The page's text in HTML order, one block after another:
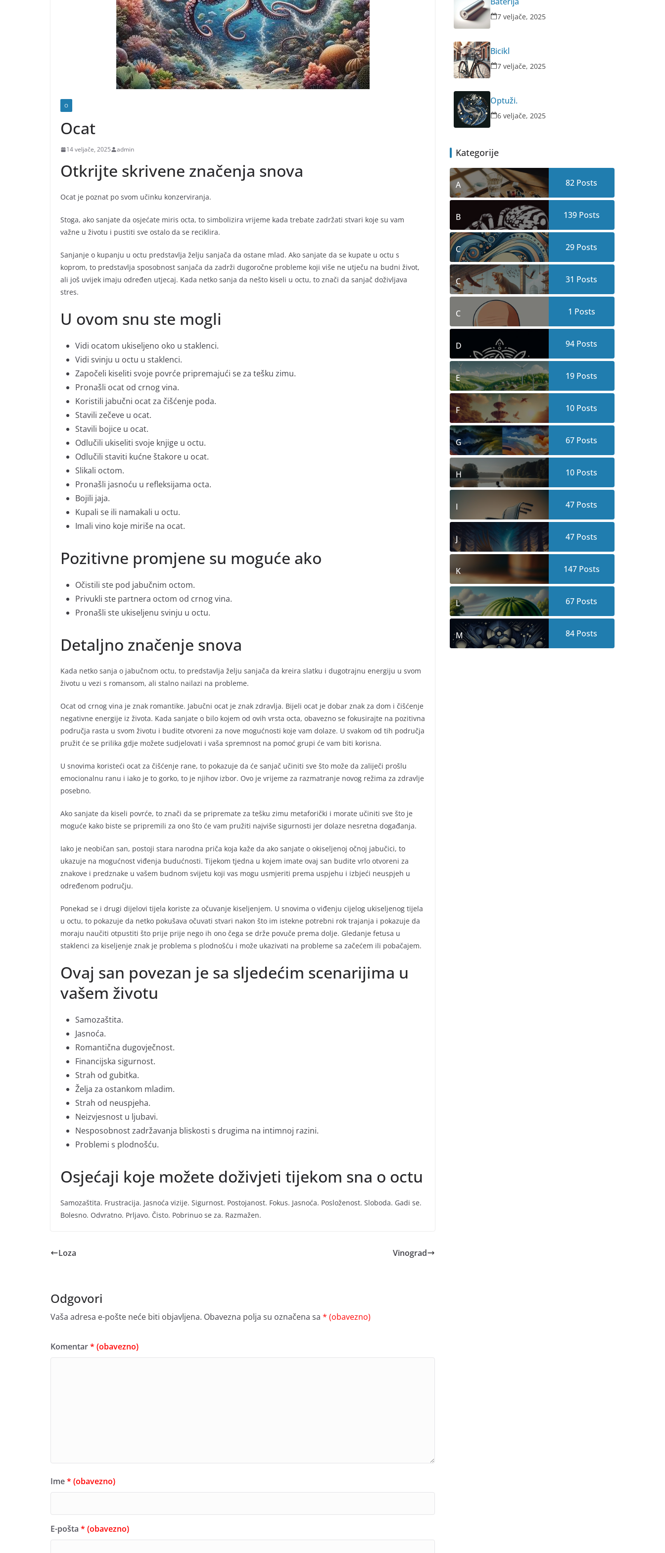
O
Ocat
14 veljače, 2025 admin
Otkrijte skrivene značenja snova
Ocat je poznat po svom učinku konzerviranja.
Stoga, ako sanjate da osjećate miris octa, to simbolizira vrijeme kada trebate zadržati stvari koje su vam
važne u životu i pustiti sve ostalo da se reciklira.
Sanjanje o kupanju u octu predstavlja želju sanjača da ostane mlad. Ako sanjate da se kupate u octu s
koprom, to predstavlja sposobnost sanjača da zadrži dugoročne probleme koji više ne utječu na budni život,
ali još uvijek imaju određen utjecaj. Kada netko sanja da nešto kiseli u octu, to znači da sanjač doživljava
stres.
U ovom snu ste mogli
Vidi ocatom ukiseljeno oko u staklenci.
Vidi svinju u octu u staklenci.
Započeli kiseliti svoje povrće pripremajući se za tešku zimu.
Pronašli ocat od crnog vina.
Koristili jabučni ocat za čišćenje poda.
Stavili zečeve u ocat.
Stavili bojice u ocat.
Odlučili ukiseliti svoje knjige u octu.
Odlučili staviti kućne štakore u ocat.
Slikali octom.
Pronašli jasnoću u refleksijama octa.
Bojili jaja.
Kupali se ili namakali u octu.
Imali vino koje miriše na ocat.
Pozitivne promjene su moguće ako
Očistili ste pod jabučnim octom.
Privukli ste partnera octom od crnog vina.
Pronašli ste ukiseljenu svinju u octu.
Detaljno značenje snova
Kada netko sanja o jabučnom octu, to predstavlja želju sanjača da kreira slatku i dugotrajnu energiju u svom
životu u vezi s romansom, ali stalno nailazi na probleme.
Ocat od crnog vina je znak romantike. Jabučni ocat je znak zdravlja. Bijeli ocat je dobar znak za dom i čišćenje
negativne energije iz života. Kada sanjate o bilo kojem od ovih vrsta octa, obavezno se fokusirajte na pozitivna
područja rasta u svom životu i budite otvoreni za nove mogućnosti koje vam dolaze. U svakom od tih područja
pružit će se prilika gdje možete sudjelovati i vaša spremnost na pomoć grupi će vam biti korisna.
U snovima koristeći ocat za čišćenje rane, to pokazuje da će sanjač učiniti sve što može da zaliječi prošlu
emocionalnu ranu i iako je to gorko, to je njihov izbor. Ovo je vrijeme za razmatranje novog režima za zdravlje
posebno.
Ako sanjate da kiseli povrće, to znači da se pripremate za tešku zimu metaforički i morate učiniti sve što je
moguće kako biste se pripremili za ono što će vam pružiti najviše sigurnosti jer dolaze nesretna događanja.
Iako je neobičan san, postoji stara narodna priča koja kaže da ako sanjate o okiseljenoj očnoj jabučici, to
ukazuje na mogućnost viđenja budućnosti. Tijekom tjedna u kojem imate ovaj san budite vrlo otvoreni za
znakove i predznake u vašem budnom svijetu koji vas mogu usmjeriti prema uspjehu i izbjeći neuspjeh u
određenom području.
Ponekad se i drugi dijelovi tijela koriste za očuvanje kiseljenjem. U snovima o viđenju cijelog ukiseljenog tijela
u octu, to pokazuje da netko pokušava očuvati stvari nakon što im istekne potrebni rok trajanja i pokazuje da
moraju naučiti otpustiti što prije prije nego ih ono čega se drže povuče prema dolje. Gledanje fetusa u
staklenci za kiseljenje znak je problema s plodnošću i može ukazivati na probleme sa začećem ili pobačajem.
Ovaj san povezan je sa sljedećim scenarijima u
vašem životu
Samozaštita.
Jasnoća.
Romantična dugovječnost.
Financijska sigurnost.
Strah od gubitka.
Želja za ostankom mladim.
Strah od neuspjeha.
Neizvjesnost u ljubavi.
Nesposobnost zadržavanja bliskosti s drugima na intimnoj razini.
Problemi s plodnošću.
Osjećaji koje možete doživjeti tijekom sna o octu
Samozaštita. Frustracija. Jasnoća vizije. Sigurnost. Postojanost. Fokus. Jasnoća. Posloženost. Sloboda. Gadi se.
Bolesno. Odvratno. Prljavo. Čisto. Pobrinuo se za. Razmažen.
Loza Vinograd
Odgovori
Vaša adresa e-pošte neće biti objavljena. Obavezna polja su označena sa * (obavezno)
Komentar* (obavezno)
Ime* (obavezno)
E-pošta * (obavezno)
7 veljače, 2025
Bicikl
7 veljače, 2025
Optuži.
6 veljače, 2025
Kategorije
A 82 Posts
B 139Posts
C 29 Posts
C 31 Posts
C 1 Posts
D 94 Posts
E 19 Posts
F 10 Posts
G 67 Posts
H 10 Posts
I 47 Posts
J 47 Posts
K 147Posts
L 67 Posts
M 84 Posts